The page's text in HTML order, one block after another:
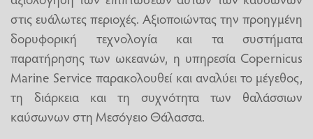
στις ευάλωτες περιοχές. Αξιοποιώντας την προηγμένη
δορυφορική τεχνολογία και τα συστήματα
παρατήρησης των ωκεανών, η υπηρεσία Copernicus
Marine Service παρακολουθεί και αναλύει το μέγεθος,
τη διάρκεια και τη συχνότητα των θαλάσσιων
καύσωνων στη Μεσόγειο Θάλασσα.